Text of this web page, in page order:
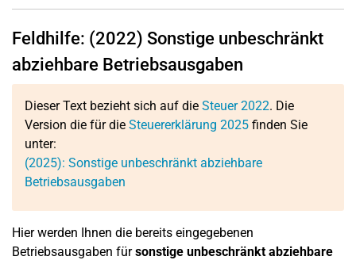
Feldhilfe: (2022) Sonstige unbeschränkt
abziehbare Betriebsausgaben
Dieser Text bezieht sich auf die Steuer 2022. Die
Version die für die Steuererklärung 2025 finden Sie
unter:
(2025): Sonstige unbeschränkt abziehbare
Betriebsausgaben
Hier werden Ihnen die bereits eingegebenen
Betriebsausgaben fürsonstige unbeschränkt abziehbare